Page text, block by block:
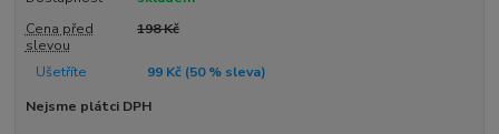
Cena před
slevou
198 Kč
Ušetříte 99 Kč (50% sleva)
Nejsme plátci DPH